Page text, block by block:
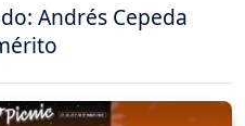
Andrés Cepeda